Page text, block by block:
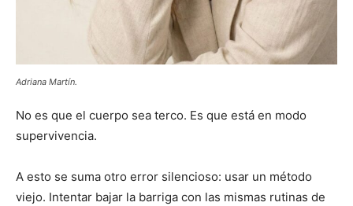
Adriana Martín.
No es que el cuerpo sea terco. Es que está en modo
supervivencia.
A esto se suma otro error silencioso: usar un método
viejo. Intentar bajar la barriga con las mismas rutinas de